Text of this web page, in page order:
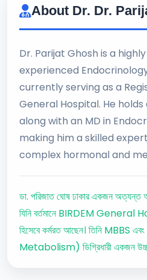
About Dr. Dr.
Dr. Parijat Ghosh is a
experienced
currently serving as a
General Hospital. He holds
along with an MD in
making him a skilled
complex hormonal and
ডা. পরিজাত ঘোষ ঢাকার একজন অত্যন্ত
যিনি বর্তমানে BIRDEM
হিসেবে কর্মরত আছেন। তিনি
Metabolism) ডিগ্রিধারী একজন উচ্চ